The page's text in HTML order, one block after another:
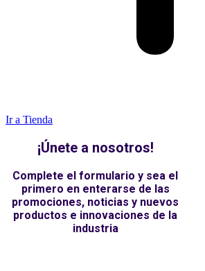
Ir a Tienda
¡Únete a nosotros!
Complete el formulario y sea el
primero en enterarse de las
promociones, noticias y nuevos
productos e innovaciones de la
industria